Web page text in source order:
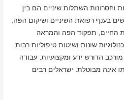
וחסרונות השתלות שיניים הם בין
בענף רפואת השיניים ושיקום הפה,
החיים, תפקוד הפה והמראה
שונות ושיטות טיפוליות רבות
הדורש ידע ומקצועיות, עבודה
אינה מבוטלת. ישראלים רבים